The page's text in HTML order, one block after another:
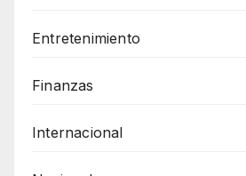
Entretenimiento
Finanzas
Internacional